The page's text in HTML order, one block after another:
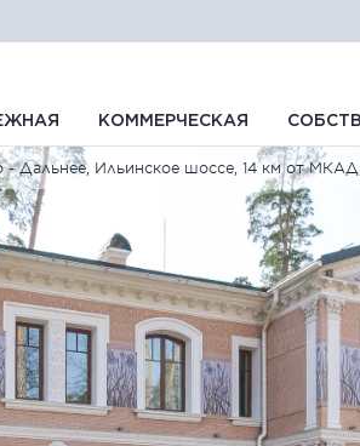
КОММЕРЧЕСКАЯ
Дальнее, Ильинское шоссе, 14 км от